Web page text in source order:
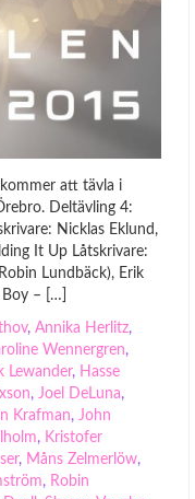
att tävla i
Deltävling 4:
Nicklas Eklund,
It Up Låtskrivare:
Lundbäck), Erik
– […]
, Annika Herlitz,
Wennergren,
Lewander, Hasse
, Joel DeLuna,
Krafman, John
, Kristofer
, Måns Zelmerlöw,
, Robin